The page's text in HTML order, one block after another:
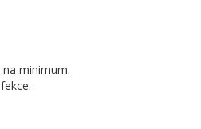
minimum.